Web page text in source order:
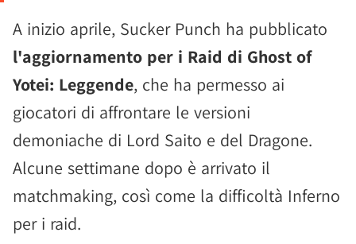
A inizio aprile, Sucker Punch ha pubblicato
l'aggiornamento per i Raid di Ghost of
Yotei: Leggende, che ha permesso ai
giocatori di affrontare le versioni
demoniache di Lord Saito e del Dragone.
Alcune settimane dopo è arrivato il
matchmaking, così come la difficoltà Inferno
per i raid.